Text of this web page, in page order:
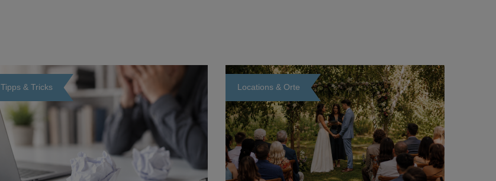
Tipps & Tricks
Loading...
Locations & Orte
Loading...